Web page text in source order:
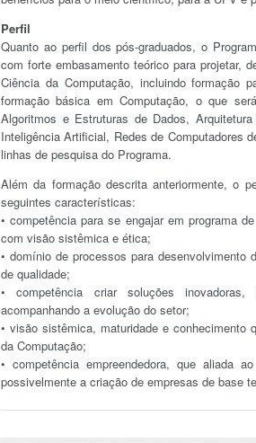
Perfil
Quanto ao perfil dos pós-graduados, o
com forte embasamento teórico para projetar,
Ciência da Computação, incluindo formação
formação básica em Computação, o que
Algoritmos e Estruturas de Dados,
Inteligência Artificial, Redes de Computadores
linhas de pesquisa do Programa.
Além da formação descrita anteriormente, o
seguintes características:
• competência para se engajar em programa
com visão sistêmica e ética;
• domínio de processos para
de qualidade;
• competência criar soluções
acompanhando a evolução do setor;
• visão sistêmica, maturidade e
da Computação;
• competência empreendedora, que aliada
possivelmente a criação de empresas de base